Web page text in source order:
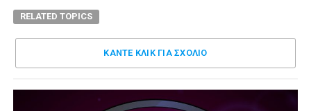
RELATED TOPICS
ΚΑΝΤΕ ΚΛΊΚ ΓΙΑ ΣΧΌΛΙΟ